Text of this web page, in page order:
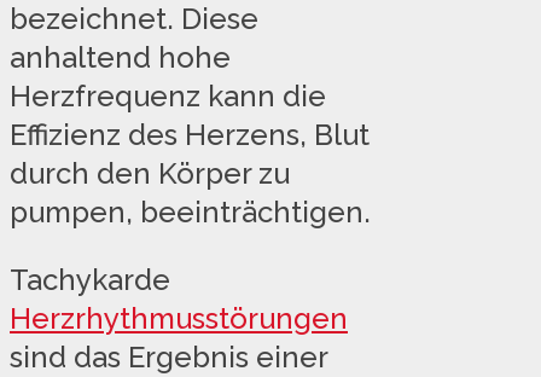
bezeichnet. Diese
anhaltend hohe
Herzfrequenz kann die
Effizienz des Herzens, Blut
durch den Körper zu
pumpen, beeinträchtigen.
Tachykarde
Herzrhythmusstörungen
sind das Ergebnis einer